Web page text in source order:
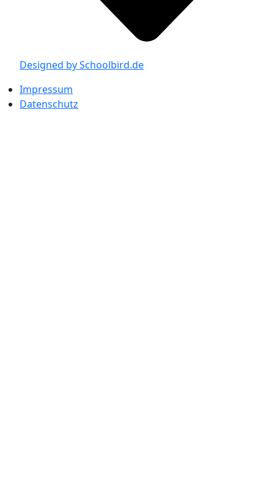
Designed by Schoolbird.de
Impressum
Datenschutz